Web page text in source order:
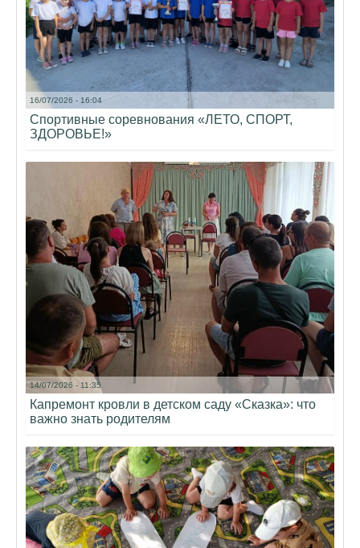
16/07/2026 - 16:04
Спортивные соревнования «ЛЕТО, СПОРТ,
ЗДОРОВЬЕ!»
14/07/2026 - 11:35
Капремонт кровли в детском саду «Сказка»: что
важно знать родителям